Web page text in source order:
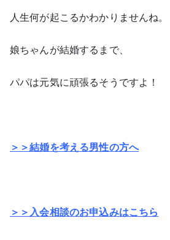
人生何が起こるかわかりませんね。
娘ちゃんが結婚するまで、
パパは元気に頑張るそうですよ！
＞＞結婚を考える男性の方へ
＞＞入会相談のお申込みはこちら